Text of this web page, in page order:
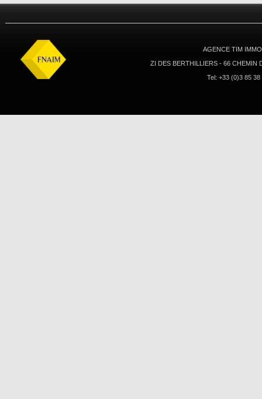
AGENCE TIM
ZI DES BERTHILLIERS - 66 CHEMIN
Tel: +33 (0)3 85